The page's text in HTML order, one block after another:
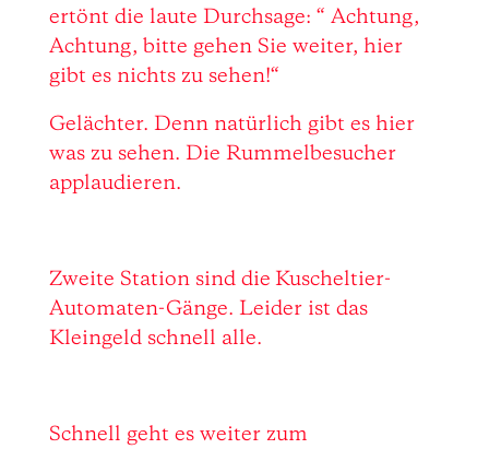
ertönt die laute Durchsage: “ Achtung,
Achtung, bitte gehen Sie weiter, hier
gibt es nichts zu sehen!“
Gelächter. Denn natürlich gibt es hier
was zu sehen. Die Rummelbesucher
applaudieren.
Zweite Station sind die Kuscheltier-
Automaten-Gänge. Leider ist das
Kleingeld schnell alle.
Schnell geht es weiter zum